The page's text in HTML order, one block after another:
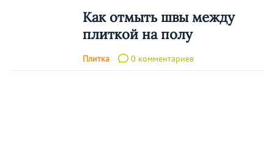
Как отмыть швы между
плиткой на полу
Плитка 0 комментариев